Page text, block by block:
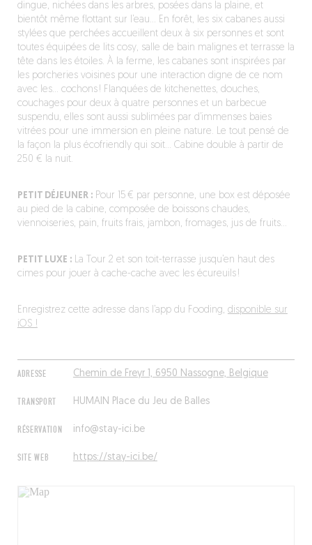
ADRESSE Chemin de Freyr 1, 6950 Nassogne, Belgique
TRANSPORT HUMAIN Place du Jeu de Balles
RÉSERVATION info@stay-ici.be
SITE WEB https://stay-ici.be/
dingue, nichées dans les arbres, posées dans la plaine, et
bientôt même flottant sur l’eau… En forêt, les six cabanes aussi
stylées que perchées accueillent deux à six personnes et sont
toutes équipées de lits cosy, salle de bain malignes et terrasse la
tête dans les étoiles. À la ferme, les cabanes sont inspirées par
les porcheries voisines pour une interaction digne de ce nom
avec les… cochons ! Flanquées de kitchenettes, douches,
couchages pour deux à quatre personnes et un barbecue
suspendu, elles sont aussi sublimées par d’immenses baies
vitrées pour une immersion en pleine nature. Le tout pensé de
la façon la plus écofriendly qui soit… Cabine double à partir de
250 € la nuit.
PETIT DÉJEUNER :Pour 15 € par personne, une box est déposée
au pied de la cabine, composée de boissons chaudes,
viennoiseries, pain, fruits frais, jambon, fromages, jus de fruits…
PETIT LUXE :La Tour 2 et son toit-terrasse jusqu’en haut des
cimes pour jouer à cache-cache avec les écureuils !
Enregistrez cette adresse dans l’app du Fooding, disponible sur
iOS !